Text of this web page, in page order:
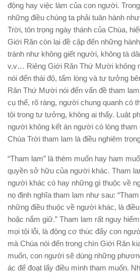
động hay việc làm của con người.
những điều chúng ta phải tuân hành
Trời, tôn trọng ngày thánh của Chúa,
Giới Răn còn lại đề cập đến những
tránh như không giết người, không tà
v.v… Riêng Giới Răn Thứ Mười không
nói đến thái độ, tấm lòng và tư tưởng
Răn Thứ Mười nói đến vấn đề tham
cụ thể, rõ ràng, người chung quanh có
tội trong tư tưởng, không ai thấy. Luật
người không kết án người có lòng
Chúa Trời tham lam là điều nghiêm
“Tham lam” là thèm muốn hay ham
quyền sở hữu của người khác. Tham
người khác có hay những gì thuộc về
nọ định nghĩa tham lam như sau:
những điều thuộc về người khác, là
hoặc nắm giữ.” Tham lam rất nguy
mọi tội lỗi, là động cơ thúc đẩy con
mà Chúa nói đến trong chín Giới Răn
muốn, con người sẽ dùng những
ác để đoạt lấy điều mình tham muốn.